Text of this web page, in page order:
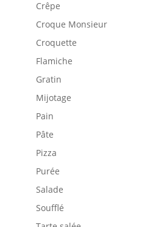
Crêpe
Croque Monsieur
Croquette
Flamiche
Gratin
Mijotage
Pain
Pâte
Pizza
Purée
Salade
Soufflé